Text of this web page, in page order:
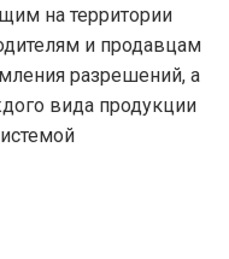
на территории
и продавцам
разрешений, а
вида продукции